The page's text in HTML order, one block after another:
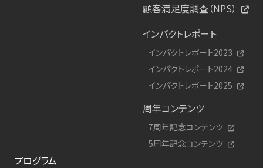
顧客満足度調査（NPS）
インパクトレポート
インパクトレポート2023
インパクトレポート2024
インパクトレポート2025
周年コンテンツ
7周年記念コンテンツ
5周年記念コンテンツ
プログラム